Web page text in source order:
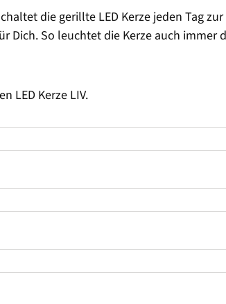
die gerillte LED Kerze jeden Tag
Dich. So leuchtet die Kerze auch
LED Kerze LIV.